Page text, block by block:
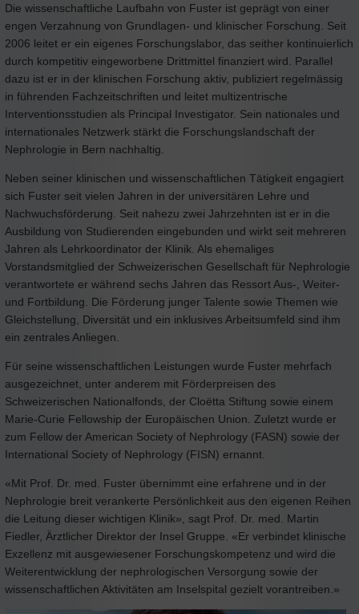
Die wissenschaftliche Laufbahn von Fuster ist geprägt von einer
engen Verzahnung von Grundlagen- und klinischer Forschung. Seit
2006 leitet er ein eigenes Forschungslabor, das seither kontinuierlich
durch kompetitiv eingeworbene Drittmittel finanziert wird. Parallel
dazu ist er in der klinischen Forschung aktiv, publiziert regelmässig
in führenden Fachzeitschriften und leitet multizentrische
Interventionsstudien als Principal Investigator. Sein nationales und
internationales Netzwerk stärkt die Forschungslandschaft der
Nephrologie in Bern nachhaltig.
Neben seiner klinischen und wissenschaftlichen Tätigkeit engagiert
sich Fuster seit vielen Jahren in der universitären Lehre und
Nachwuchsförderung. Seit nahezu zwei Jahrzehnten ist er in die
Ausbildung von Studierenden eingebunden und wirkt seit mehreren
Jahren als Lehrkoordinator der Klinik. Als ehemaliges
Vorstandsmitglied der Schweizerischen Gesellschaft für Nephrologie
verantwortete er während sechs Jahren das Ressort Aus-, Weiter-
und Fortbildung. Die Förderung junger Talente sowie Themen wie
Gleichstellung, Diversität und ein inklusives Arbeitsumfeld sind ihm
ein zentrales Anliegen.
Für seine wissenschaftlichen Leistungen wurde Fuster mehrfach
ausgezeichnet, unter anderem mit Förderpreisen des
Schweizerischen Nationalfonds, der Cloëtta Stiftung sowie einem
Marie-Curie Fellowship der Europäischen Union. Zuletzt wurde er
zum Fellow der American Society of Nephrology (FASN) sowie der
International Society of Nephrology (FISN) ernannt.
«Mit Prof. Dr. med. Fuster übernimmt eine erfahrene und in der
Nephrologie breit verankerte Persönlichkeit aus den eigenen Reihen
die Leitung dieser wichtigen Klinik», sagt Prof. Dr. med. Martin
Fiedler, Ärztlicher Direktor der Insel Gruppe. «Er verbindet klinische
Exzellenz mit ausgewiesener Forschungskompetenz und wird die
Weiterentwicklung der nephrologischen Versorgung sowie der
wissenschaftlichen Aktivitäten am Inselspital gezielt vorantreiben.»